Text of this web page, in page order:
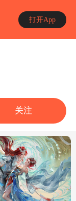
打开App
关注